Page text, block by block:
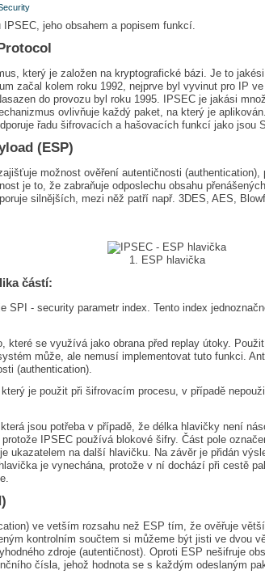
jeho obsahem a popisem funkcí.
který je založen na kryptografické bázi. Je to
začal kolem roku 1992, nejprve byl vyvinut pro IP
do provozu byl roku 1995. IPSEC je jakási
ovlivňuje každý paket, na který je
řadu šifrovacích a hašovacích funkcí jako jsou
(ESP)
možnost ověření autentičnosti
je to, že zabraňuje odposlechu obsahu
silnějších, mezi něž patří např. 3DES, AES,
1. ESP hlavička
částí:
SPI - security parametr index. Tento index
které se využívá jako obrana před replay útoky.
může, ale nemusí implementovat tuto funkci.
(authentication).
je použit při šifrovacím procesu, v případě
jsou potřeba v případě, že délka hlavičky není
IPSEC používá blokové šifry. Část pole
ukazatelem na další hlavičku. Na závěr je přidán
je vynechána, protože v ní dochází při cestě
ve vetším rozsahu než ESP tím, že ověřuje
kontrolním součtem si můžeme být jisti ve dvou
zdroje (autentičnost). Oproti ESP nešifruje
čísla, jehož hodnota se s každým odeslaným